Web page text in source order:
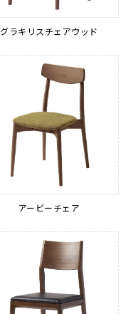
グラキリスチェアウッド
アービーチェア